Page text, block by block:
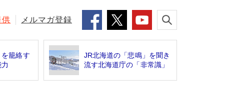
供 メルマガ登録
を籠絡す
JR北海道の「悲鳴」を聞き
流す北海道庁の「非常識」